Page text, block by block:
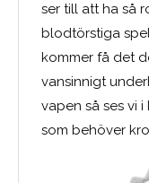
ser till att ha så
blodtörstiga
kommer få det
vansinnigt
vapen så ses vi
som behöver